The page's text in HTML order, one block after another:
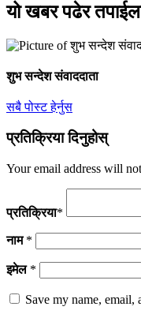
यो खबर पढेर
शुभ सन्देश संवाददाता
सबै पोस्ट हेर्नुस
प्रतिक्रिया दिनुहोस्
Your email address will
प्रतिक्रिया*
नाम *
इमेल *
Save my name,